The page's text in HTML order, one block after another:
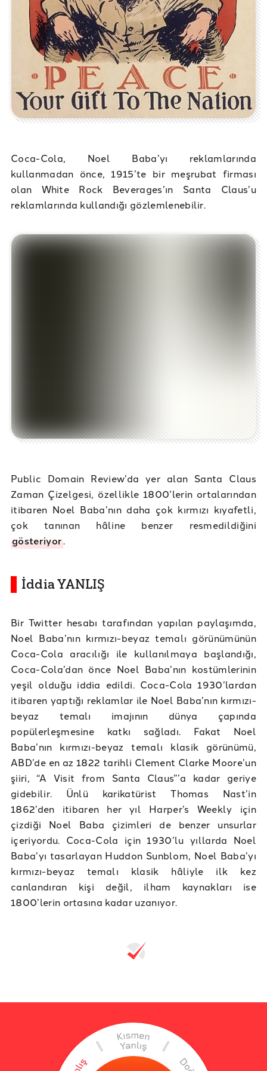
Coca-Cola, Noel Baba’yı reklamlarında
kullanmadan önce, 1915’te bir meşrubat firması
olan White Rock Beverages’ın Santa Claus’u
reklamlarında kullandığı gözlemlenebilir.
Public Domain Review’da yer alan Santa Claus
Zaman Çizelgesi, özellikle 1800’lerin ortalarından
itibaren Noel Baba’nın daha çok kırmızı kıyafetli,
çok tanınan hâline benzer resmedildiğini
gösteriyor.
İddia YANLIŞ
Bir Twitter hesabı tarafından yapılan paylaşımda,
Noel Baba’nın kırmızı-beyaz temalı görünümünün
Coca-Cola aracılığı ile kullanılmaya başlandığı,
Coca-Cola’dan önce Noel Baba’nın kostümlerinin
yeşil olduğu iddia edildi. Coca-Cola 1930’lardan
itibaren yaptığı reklamlar ile Noel Baba’nın kırmızı-
beyaz temalı imajının dünya çapında
popülerleşmesine katkı sağladı. Fakat Noel
Baba’nın kırmızı-beyaz temalı klasik görünümü,
ABD’de en az 1822 tarihli Clement Clarke Moore’un
şiiri, “A Visit from Santa Claus”’a kadar geriye
gidebilir. Ünlü karikatürist Thomas Nast’in
1862’den itibaren her yıl Harper’s Weekly için
çizdiği Noel Baba çizimleri de benzer unsurlar
içeriyordu. Coca-Cola için 1930’lu yıllarda Noel
Baba’yı tasarlayan Huddon Sunblom, Noel Baba’yı
kırmızı-beyaz temalı klasik hâliyle ilk kez
canlandıran kişi değil, ilham kaynakları ise
1800’lerin ortasına kadar uzanıyor.